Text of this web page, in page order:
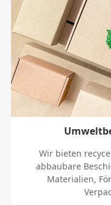
Wir bieten
abbaubare
Materialien,